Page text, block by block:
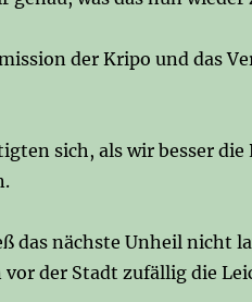
der Kripo und das
sich, als wir besser
das nächste Unheil nicht
der Stadt zufällig die